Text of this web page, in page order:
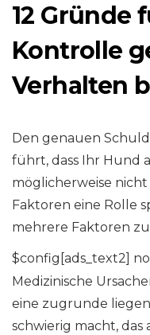
12 Gründe
Kontrolle
Verhalten
Den genauen
führt, dass Ihr Hund
möglicherweise
Faktoren eine Rolle
mehrere Faktoren
$config[ads_text2]
Medizinische
eine zugrunde
schwierig macht,